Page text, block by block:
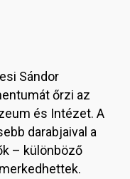
Sándor
őrzi az
és Intézet. A
darabjaival a
– különböző